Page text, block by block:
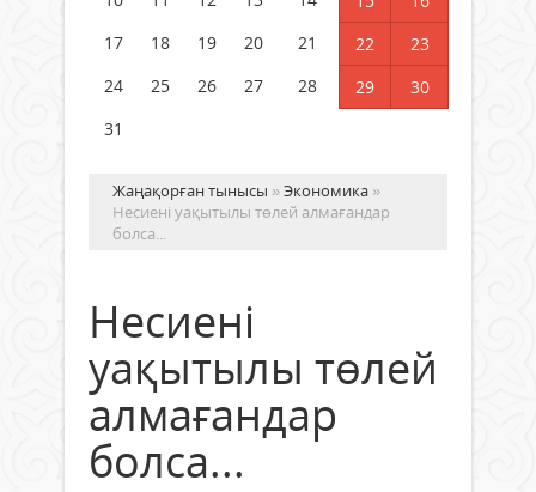
17
18 19 20 21 22
23
24
25 26 27 28 29
30
31
Жаңақорған тынысы »Экономика »
Несиені уақытылы төлей алмағандар
болса...
Несиені
уақытылы төлей
алмағандар
болса...